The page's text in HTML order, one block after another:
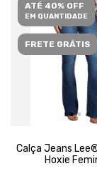
ATÉ 40% OFF
EM QUANTIDADE
FRETE GRÁTIS
Calça Jeans
Hoxie